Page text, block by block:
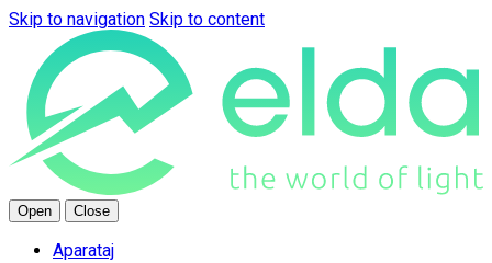
Skip to navigation Skip to content
Open Close
Aparataj